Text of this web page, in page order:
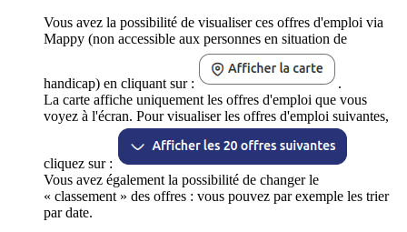
Vous avez la possibilité de visualiser ces offres d'emploi via
Mappy (non accessible aux personnes en situation de
handicap) en cliquant sur :
.
La carte affiche uniquement les offres d'emploi que vous
voyez à l'écran. Pour visualiser les offres d'emploi suivantes,
cliquez sur :
Vous avez également la possibilité de changer le
« classement » des offres : vous pouvez par exemple les trier
par date.